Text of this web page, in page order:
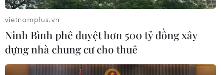
vietnamplus.vn
Ninh Bình phê duyệt hơn 500 tỷ đồng xây
dựng nhà chung cư cho thuê